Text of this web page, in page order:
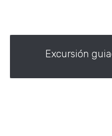
Excursión